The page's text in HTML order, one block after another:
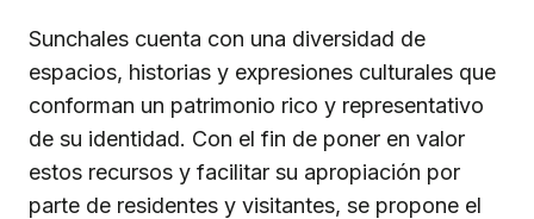
Sunchales cuenta con una diversidad de
espacios, historias y expresiones culturales que
conforman un patrimonio rico y representativo
de su identidad. Con el fin de poner en valor
estos recursos y facilitar su apropiación por
parte de residentes y visitantes, se propone el